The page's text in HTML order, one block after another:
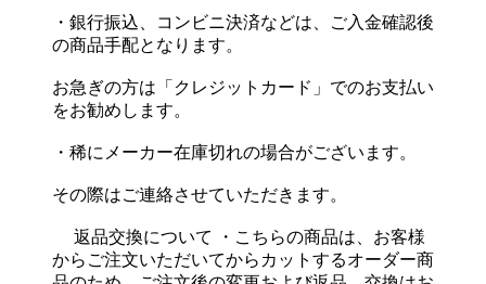
・銀行振込、コンビニ決済などは、ご入金確認後
の商品手配となります。
お急ぎの方は「クレジットカード」でのお支払い
をお勧めします。
・稀にメーカー在庫切れの場合がございます。
その際はご連絡させていただきます。
返品交換について ・こちらの商品は、お客様
からご注文いただいてからカットするオーダー商